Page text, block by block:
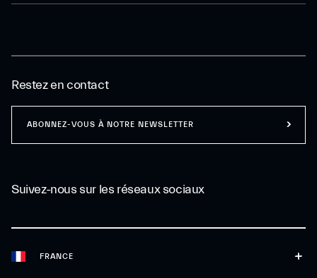
FRANCE
Suivez-nous sur les réseaux sociaux
Restez en contact
ABONNEZ-VOUS À NOTRE NEWSLETTER